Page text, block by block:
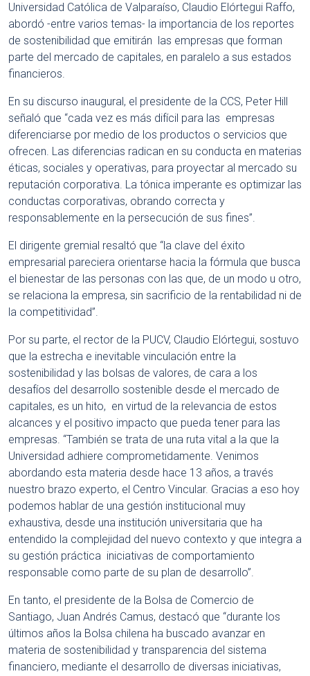
Universidad Católica de Valparaíso, Claudio Elórtegui Raffo,
abordó -entre varios temas- la importancia de los reportes
de sostenibilidad que emitirán las empresas que forman
parte del mercado de capitales, en paralelo a sus estados
financieros.
En su discurso inaugural, el presidente de la CCS, Peter Hill
señaló que “cada vez es más difícil para las empresas
diferenciarse por medio de los productos o servicios que
ofrecen. Las diferencias radican en su conducta en materias
éticas, sociales y operativas, para proyectar al mercado su
reputación corporativa. La tónica imperante es optimizar las
conductas corporativas, obrando correcta y
responsablemente en la persecución de sus fines”.
El dirigente gremial resaltó que “la clave del éxito
empresarial pareciera orientarse hacia la fórmula que busca
el bienestar de las personas con las que, de un modo u otro,
se relaciona la empresa, sin sacrificio de la rentabilidad ni de
la competitividad”.
Por su parte, el rector de la PUCV, Claudio Elórtegui, sostuvo
que la estrecha e inevitable vinculación entre la
sostenibilidad y las bolsas de valores, de cara a los
desafíos del desarrollo sostenible desde el mercado de
capitales, es un hito, en virtud de la relevancia de estos
alcances y el positivo impacto que pueda tener para las
empresas. “También se trata de una ruta vital a la que la
Universidad adhiere comprometidamente. Venimos
abordando esta materia desde hace 13 años, a través
nuestro brazo experto, el Centro Vincular. Gracias a eso hoy
podemos hablar de una gestión institucional muy
exhaustiva, desde una institución universitaria que ha
entendido la complejidad del nuevo contexto y que integra a
su gestión práctica iniciativas de comportamiento
responsable como parte de su plan de desarrollo”.
En tanto, el presidente de la Bolsa de Comercio de
Santiago, Juan Andrés Camus, destacó que “durante los
últimos años la Bolsa chilena ha buscado avanzar en
materia de sostenibilidad y transparencia del sistema
financiero, mediante el desarrollo de diversas iniciativas,